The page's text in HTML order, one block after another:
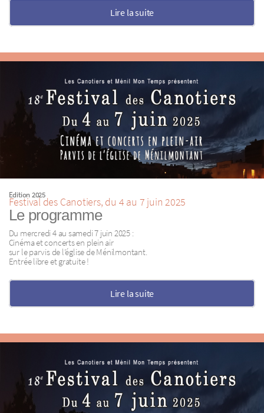
Lire la suite
Edition 2025
Festival des Canotiers, du 4 au 7 juin 2025
Le programme
Du mercredi 4 au samedi 7 juin 2025 :
Cinéma et concerts en plein air
sur le parvis de l’église de Ménilmontant.
Entrée libre et gratuite !
Lire la suite